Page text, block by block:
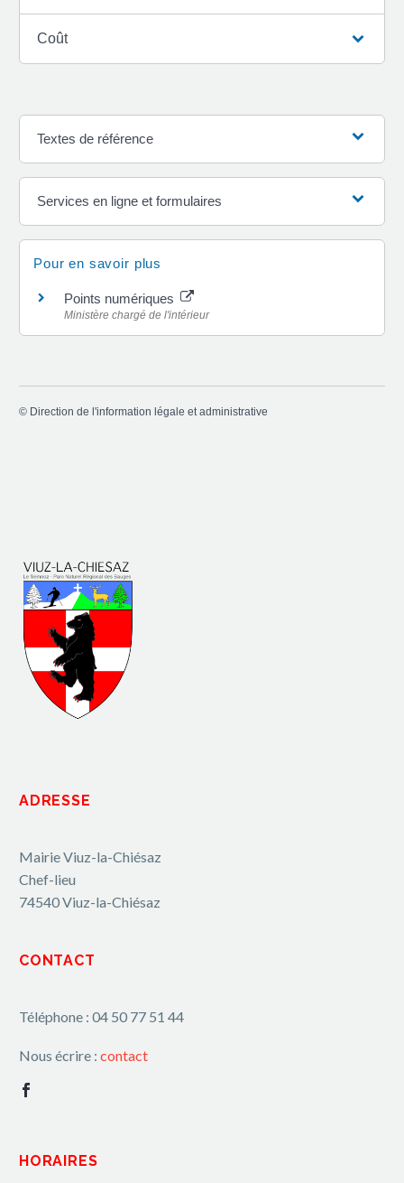
Coût
Textes de référence
Services en ligne et formulaires
Pour en savoir plus
Points numériques
Ministère chargé de l'intérieur
© Direction de l'information légale et administrative
ADRESSE
Mairie Viuz-la-Chiésaz
Chef-lieu
74540 Viuz-la-Chiésaz
CONTACT
Téléphone : 04 50 77 51 44
Nous écrire : contact
HORAIRES